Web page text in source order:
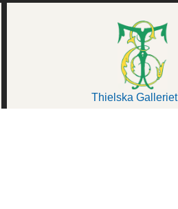
Thielska Galleriet